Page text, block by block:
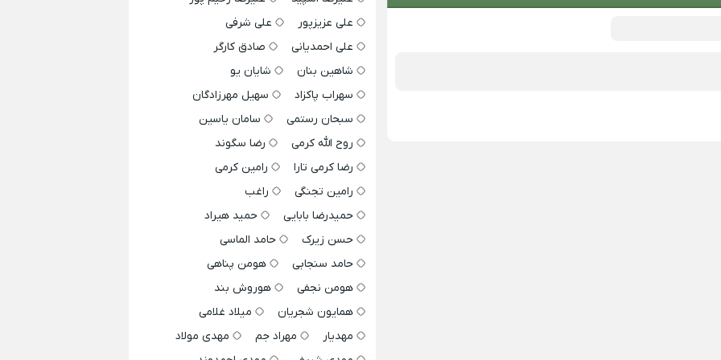
علی عزیزپور
علی شرفی
علی احمدیانی
صادق کارگر
شاهین بنان
شایان یو
سهراب پاکزاد
سهیل مهرزادگان
سبحان رستمی
سامان یاسین
روح الله کرمی
رضا سگوند
رضا کرمی تارا
رامین کرمی
رامین تجنگی
راغب
حمیدرضا بابایی
حمید هیراد
حسن زیرک
حامد الماسی
حامد سنجابی
هومن پناهی
هومن نجفی
هوروش بند
همایون شجریان
میلاد غلامی
مهدیار
مهراد جم
مهدی مولاد